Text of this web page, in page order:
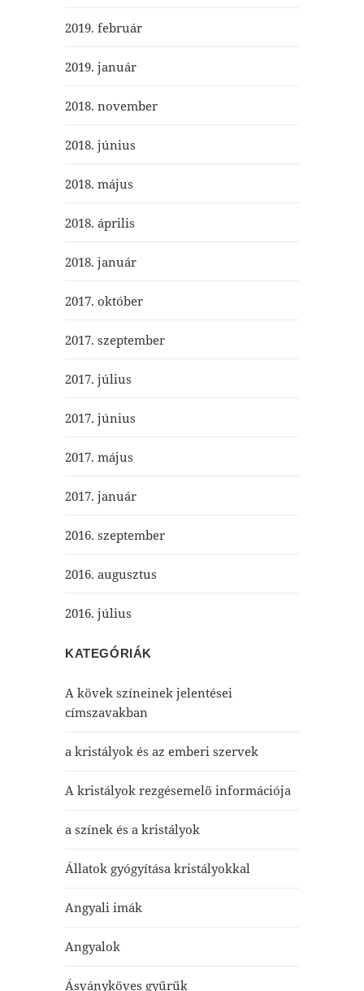
2019. február
2019. január
2018. november
2018. június
2018. május
2018. április
2018. január
2017. október
2017. szeptember
2017. július
2017. június
2017. május
2017. január
2016. szeptember
2016. augusztus
2016. július
KATEGÓRIÁK
A kövek színeinek jelentései
címszavakban
a kristályok és az emberi szervek
A kristályok rezgésemelő információja
a színek és a kristályok
Állatok gyógyítása kristályokkal
Angyali imák
Angyalok
Ásványköves gyűrűk